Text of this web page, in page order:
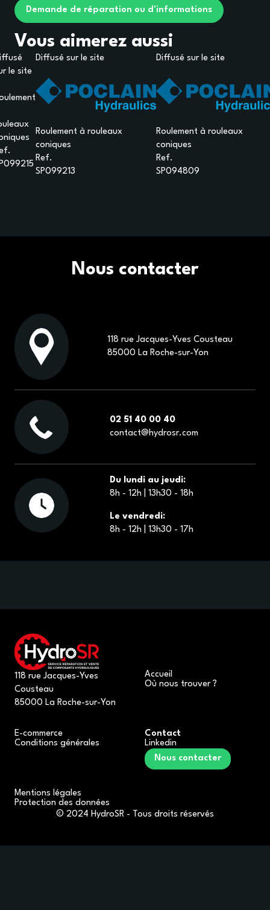
Demande de réparation ou d'informations
Vous aimerez aussi
le site
Diffusé sur le site
Roulement à rouleaux
coniques
Ref.
SP099213
Diffusé sur le site
Roulement à rouleaux
coniques
Ref.
SP094809
Nous contacter
118 rue Jacques-Yves Cousteau
85000 La Roche-sur-Yon
02 51 40 00 40
contact@hydrosr.com
Du lundi au jeudi:
8h - 12h | 13h30 - 18h
Le vendredi:
8h - 12h | 13h30 - 17h
118 rue Jacques-Yves
Cousteau
85000 La Roche-sur-Yon
Accueil
Où nous trouver ?
E-commerce
Conditions générales
Contact
Linkedin
Nous contacter
Mentions légales
Protection des données
© 2024 HydroSR - Tous droits réservés